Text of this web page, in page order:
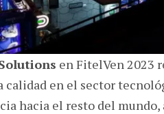
en FitelVen 2023
calidad en el sector
hacia el resto del